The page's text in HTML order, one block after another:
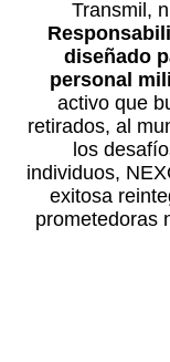
Transmil,
diseñado
personal
activo que
retirados, al
los
individuos,
exitosa
prometedoras